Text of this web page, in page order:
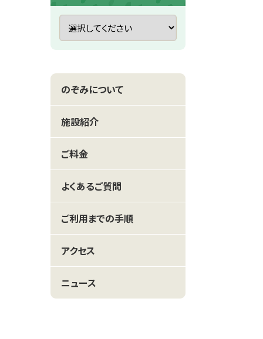
のぞみについて
施設紹介
ご料金
よくあるご質問
ご利用までの手順
アクセス
ニュース